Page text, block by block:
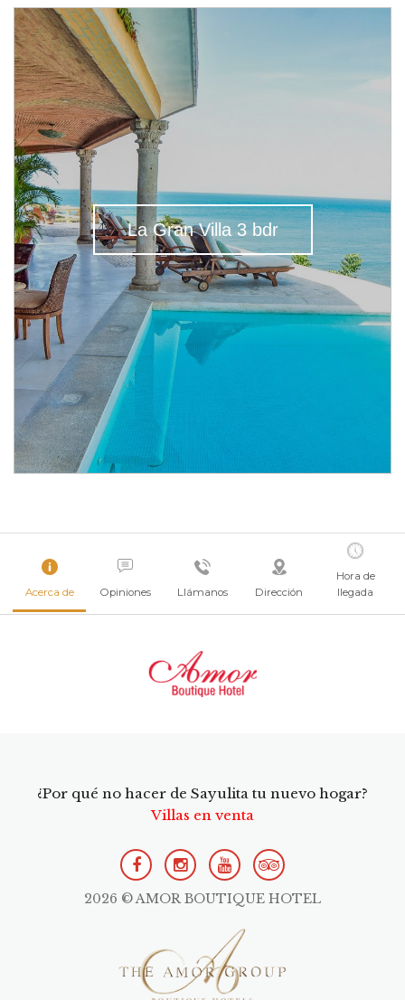
La Gran Villa 3 bdr
Acerca de Opiniones Llámanos Dirección
Hora de
llegada
¿Por qué no hacer de Sayulita tu nuevo hogar?
Villas en venta
2026 © AMOR BOUTIQUE HOTEL